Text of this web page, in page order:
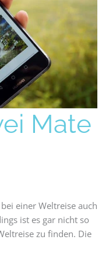
Mate
einer Weltreise auch
ist es gar nicht so
zu finden. Die